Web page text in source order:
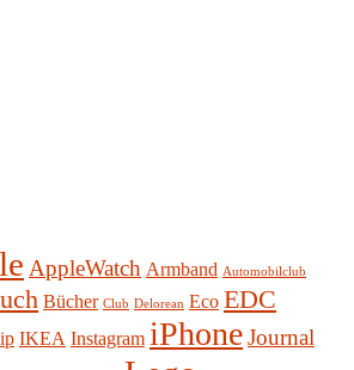
AppleWatch Armband Automobilclub
Bücher Club Delorean Eco EDC
IKEA Instagram iPhoneJournal